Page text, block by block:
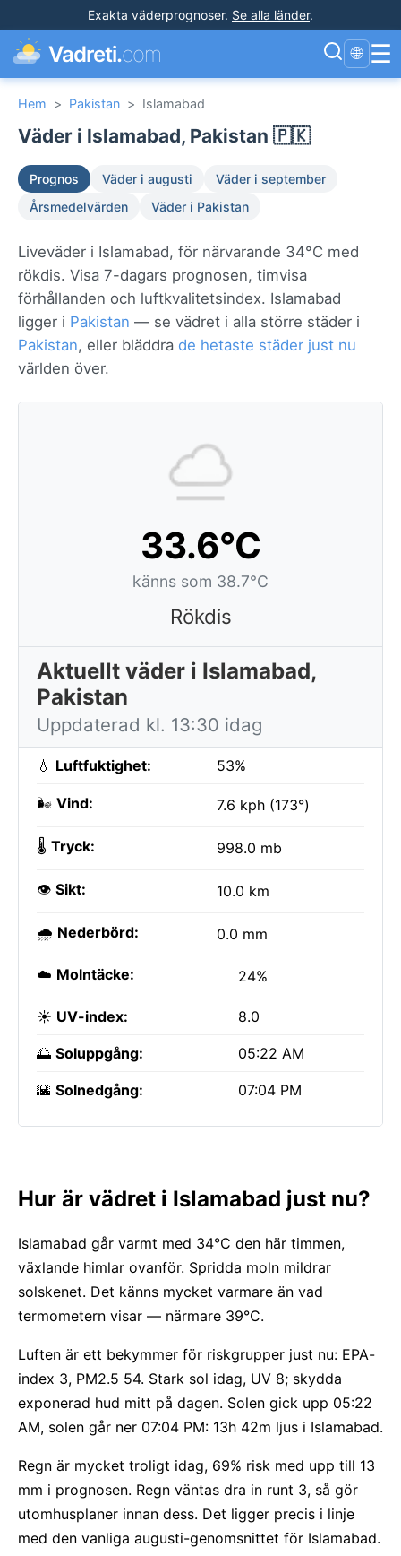
Exakta väderprognoser. Se alla länder.
Vadreti.com 🌐 ☰
Hem > Pakistan > Islamabad
Väder i Islamabad, Pakistan 🇵🇰
Prognos Väder i augusti
Väder i september
Årsmedelvärden
Väder i Pakistan
Liveväder i Islamabad, för närvarande 34°C med
rökdis. Visa 7-dagars prognosen, timvisa
förhållanden och luftkvalitetsindex. Islamabad
ligger i Pakistan — se vädret i alla större städer i
Pakistan, eller bläddra de hetaste städer just nu
världen över.
33.6°C
känns som 38.7°C
Rökdis
Aktuellt väder i Islamabad,
Pakistan
Uppdaterad kl. 13:30 idag
💧 Luftfuktighet: 53%
🌬️ Vind: 7.6 kph (173°)
🌡️ Tryck: 998.0 mb
👁️ Sikt: 10.0 km
🌧️ Nederbörd: 0.0 mm
☁️ Molntäcke: 24%
☀️ UV-index: 8.0
🌅 Soluppgång: 05:22 AM
🌇 Solnedgång: 07:04 PM
Hur är vädret i Islamabad just nu?
Islamabad går varmt med 34°C den här timmen,
växlande himlar ovanför. Spridda moln mildrar
solskenet. Det känns mycket varmare än vad
termometern visar — närmare 39°C.
Luften är ett bekymmer för riskgrupper just nu: EPA-
index 3, PM2.5 54. Stark sol idag, UV 8; skydda
exponerad hud mitt på dagen. Solen gick upp 05:22
AM, solen går ner 07:04 PM: 13h 42m ljus i Islamabad.
Regn är mycket troligt idag, 69% risk med upp till 13
mm i prognosen. Regn väntas dra in runt 3, så gör
utomhusplaner innan dess. Det ligger precis i linje
med den vanliga augusti-genomsnittet för Islamabad.